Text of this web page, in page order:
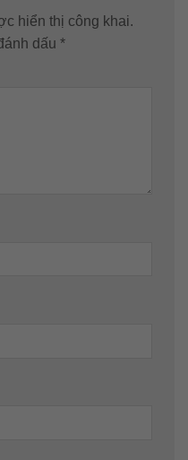
hiển thị công khai.
dấu *